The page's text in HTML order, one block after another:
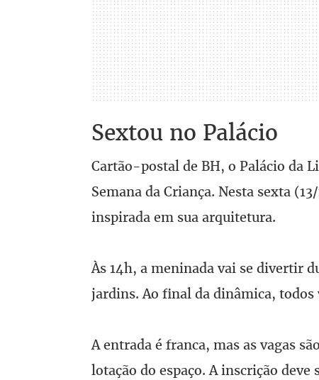
Sextou no Palácio
Cartão-postal de BH, o Palácio da
Semana da Criança. Nesta sexta
inspirada em sua arquitetura.
Às 14h, a meninada vai se divertir
jardins. Ao final da dinâmica, todos
A entrada é franca, mas as vagas
lotação do espaço. A inscrição